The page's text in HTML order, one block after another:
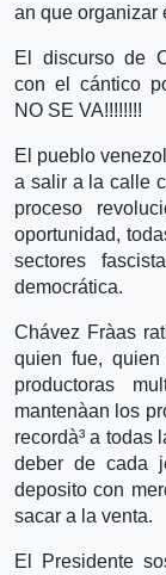
an que organizar
El discurso de
con el cántico
NO SE VA!!!!!!!!
El pueblo
a salir a la calle
proceso
oportunidad,
sectores
democrática.
Chávez Frà­as
quien fue,
productoras
mantenà­an los
recordà³ a todas
deber de cada
deposito con
sacar a la venta.
El Presidente